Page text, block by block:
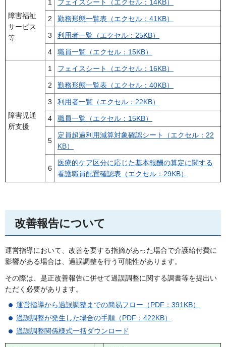
障害福祉
サービス
等
1 フェイスシート（エクセル：14KB）
2 勤務形態一覧表（エクセル：41KB）
3 利用者一覧（エクセル：25KB）
4 職員一覧（エクセル：15KB）
障害児通
所支援
1 フェイスシート（エクセル：16KB）
2 勤務形態一覧表（エクセル：40KB）
3 利用者一覧（エクセル：22KB）
4 職員一覧（エクセル：15KB）
5
定員超過利用減算対象確認シート（エクセル：22
KB）
6
医療的ケア区分に応じた基本報酬の算定に関する
看護職員配置確認表（エクセル：29KB）
改善報告について
運営指導において、改善を要する指摘があった場合で介護給付費に
影響がある場合は、過誤調整を行う可能性があります。
その際は、是正改善報告に併せて過誤調整に関する調書等を提出い
ただく必要があります。
運営指導から過誤調整までの簡易フロー（PDF：391KB）
過誤調整が発生した場合の手順 （PDF：422KB）
過誤調整関係様式一括ダウンロード